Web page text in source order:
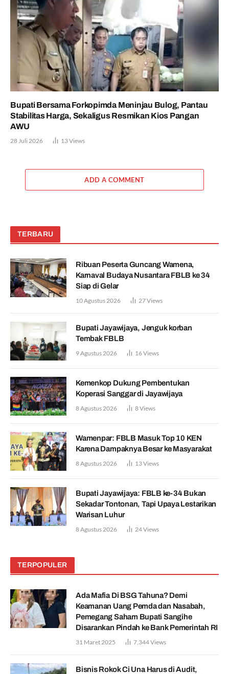
Bupati Bersama Forkopimda Meninjau Bulog, Pantau
Stabilitas Harga, Sekaligus Resmikan Kios Pangan
AWU
28 Juli 2026 13Views
ADD A COMMENT
TERBARU
Ribuan Peserta Guncang Wamena,
Karnaval Budaya Nusantara FBLB ke 34
Siap di Gelar
10 Agustus 2026 27Views
Bupati Jayawijaya, Jenguk korban
Tembak FBLB
9 Agustus 2026 16Views
Kemenkop Dukung Pembentukan
Koperasi Sanggar di Jayawijaya
8 Agustus 2026 8Views
Wamenpar: FBLB Masuk Top 10 KEN
Karena Dampaknya Besar ke Masyarakat
8 Agustus 2026 13Views
Bupati Jayawijaya: FBLB ke-34 Bukan
Sekadar Tontonan, Tapi Upaya Lestarikan
Warisan Luhur
8 Agustus 2026 24Views
TERPOPULER
Ada Mafia Di BSG Tahuna? Demi
Keamanan Uang Pemda dan Nasabah,
Pemegang Saham Bupati Sangihe
Disarankan Pindah ke Bank Pemerintah RI
31 Maret 2025 7,344Views
Bisnis Rokok Ci Una Harus di Audit,